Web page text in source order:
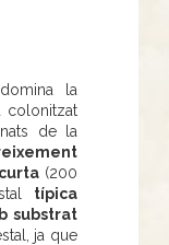
la
colonitzat
de la
(200
típica
substrat
ja que